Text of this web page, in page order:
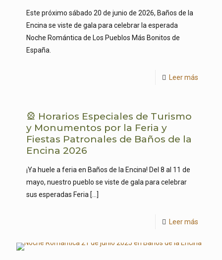
Este próximo sábado 20 de junio de 2026, Baños de la
Encina se viste de gala para celebrar la esperada
Noche Romántica de Los Pueblos Más Bonitos de
España.
Leer más
🎡 Horarios Especiales de Turismo
y Monumentos por la Feria y
Fiestas Patronales de Baños de la
Encina 2026
¡Ya huele a feria en Baños de la Encina! Del 8 al 11 de
mayo, nuestro pueblo se viste de gala para celebrar
sus esperadas Feria […]
Leer más